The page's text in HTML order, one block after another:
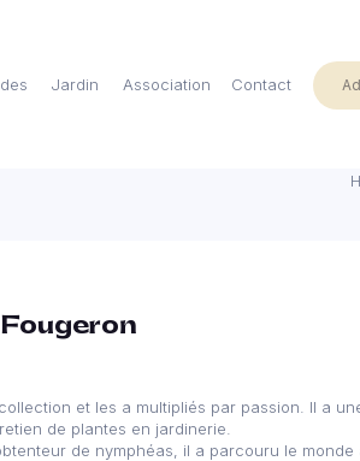
Jardin Association Contact
et les a multipliés par passion. Il a
de plantes en jardinerie.
de nymphéas, il a parcouru le